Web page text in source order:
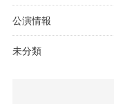
公演情報
未分類